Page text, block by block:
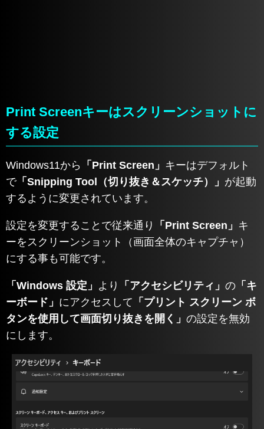
Print Screenキーはスクリーンショットに
する設定
Windows11から 「Print Screen」 キーはデフォルト
で「Snipping Tool（切り抜き＆スケッチ）」 が起動
するように変更されています。
設定を変更することで従来通り 「Print Screen」 キ
ーをスクリーンショット（画面全体のキャプチャ）
にする事も可能です。
「Windows 設定」 より 「アクセシビリティ」 の 「キ
ーボード」 にアクセスして 「プリント スクリーン ボ
タンを使用して画面切り抜きを開く」 の設定を無効
にします。